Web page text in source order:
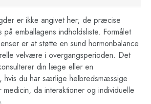
er ikke angivet her; de præcise
emballagens indholdsliste. Formålet
er at støtte en sund hormonbalance
velvære i overgangsperioden. Det
din læge eller en
hvis du har særlige helbredsmæssige
da interaktioner og individuelle